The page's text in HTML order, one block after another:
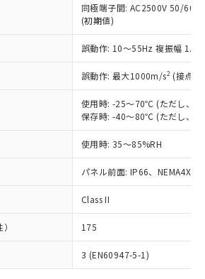
同極端子間: AC2500V 50/
(初期値)
誤動作: 10～55Hz 複振幅
誤動作: 最大1000m/s2 (接点
使用時: -25～70℃ (ただし、氷
保存時: -40～80℃ (ただし、氷
使用時: 35～85%RH
パネル前面: IP66、NEMA4X,
Class II
175
3 (EN60947-5-1)
ご了承ください。
況および標準価格照会結果は、
ている更新日時点での社内デー
づき作成されるものであり、閲
た時点での実際の在庫および標
とは異なる場合があることをご
納期状況および標準価格はお客
取引先、またはお客様担当のオ
制御機器販売店・当社販売員に
ン制御機器販売店や当社販売拠
販売ネットワーク
」をご確認
および標準価格結果を当社の
承諾なく第三者に漏洩または開
いようお願いします。
ツ機能（部品リスト作成サー
含有品と判明した場合などや
することがあります。
以下、 水銀(Hg) 1000ppm以下、 カド
以下、フタル酸ビス(2-エチルヘキシ
：DOP) 1000ppm以下、フタル酸ブチ
） 1000ppm以下、フタル酸ジブチル
以下、フタル酸ジイソブチル
下
で産業用監視および制御機器に対する
く。
月
り替え状況などにより、予定
ていることを示します。
認です。当社販売部門へお問
質の基準値 (GB/T26572)：
、 Hg(水銀) : 1000ppm、 Cd(カドミウ
) : 1000ppm、 PBBs(ポリ臭化ビフェ
、 PBDEs(ポリ臭化ジフェニルエーテ
ブチル) : 1000ppm、 DIBP(フタル酸ジ
、 BBP(フタル酸ブチルベンジ
ビス(2-エチルヘキシル)) : 1000ppm
使用期限
物質（10物質）のすべてが基
の使用状況下において有害物
、これら貴社製品のうち、外国
よび外国貿易法に定める商品
｢規制貨物等」という）を輸出
国外への提供する場合は、日本
の輸出許可(または役務取引許
規制貨物を破棄する場合は、完
砕するなど、違法に輸出されな
必要な手段を講じます。
貴社製品を、核兵器、ミサイ
学兵器、生物兵器またはその他
びにこれらの製造装置等に一切
しません。
、貴社製品を第三者に販売する
上記1、2および3の内容を当
者に通知します。また当社は、
および販売に係わる関係者が違
定数以上の在庫あり
定数には満たないが在庫あり
庫なし(最新の在庫状況につ
はお客様担当のオムロン制御
販売店・当社販売員にご確
生産機種、また在庫状況の